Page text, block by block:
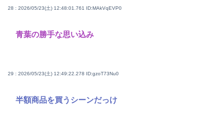
28 : 2026/05/23(土) 12:48:01.761 ID:MAkVqEVP0
青葉の勝手な思い込み
29 : 2026/05/23(土) 12:49:22.278 ID:gzoT73Nu0
半額商品を買うシーンだっけ